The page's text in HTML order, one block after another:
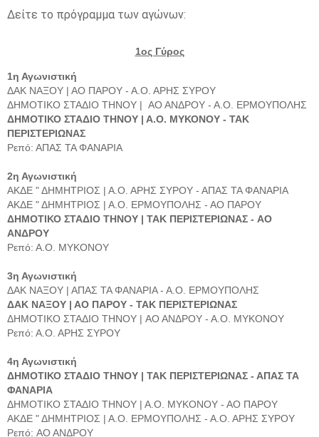
Δείτε το πρόγραμμα των αγώνων:
1ος Γύρος
1η Αγωνιστική
ΔΑΚ ΝΑΞΟΥ | ΑΟ ΠΑΡΟΥ - Α.Ο. ΑΡΗΣ ΣΥΡΟΥ
ΔΗΜΟΤΙΚΟ ΣΤΑΔΙΟ ΤΗΝΟΥ | AO AΝΔΡΟΥ - Α.Ο. ΕΡΜΟΥΠΟΛΗΣ
ΔΗΜΟΤΙΚΟ ΣΤΑΔΙΟ ΤΗΝΟΥ | Α.Ο. ΜΥΚΟΝΟΥ - ΤΑΚ
ΠΕΡΙΣΤΕΡΙΩΝΑΣ
Ρεπό: ΑΠΑΣ ΤΑ ΦΑΝΑΡΙΑ
2η Αγωνιστική
ΑΚΔΕ " ΔΗΜΗΤΡΙΟΣ | Α.Ο. ΑΡΗΣ ΣΥΡΟΥ - ΑΠΑΣ ΤΑ ΦΑΝΑΡΙΑ
ΑΚΔΕ " ΔΗΜΗΤΡΙΟΣ | Α.Ο. ΕΡΜΟΥΠΟΛΗΣ - ΑΟ ΠΑΡΟΥ
ΔΗΜΟΤΙΚΟ ΣΤΑΔΙΟ ΤΗΝΟΥ | ΤΑΚ ΠΕΡΙΣΤΕΡΙΩΝΑΣ - AO
AΝΔΡΟΥ
Ρεπό: Α.Ο. ΜΥΚΟΝΟΥ
3η Αγωνιστική
ΔΑΚ ΝΑΞΟΥ | ΑΠΑΣ ΤΑ ΦΑΝΑΡΙΑ - Α.Ο. ΕΡΜΟΥΠΟΛΗΣ
ΔΑΚ ΝΑΞΟΥ | ΑΟ ΠΑΡΟΥ - ΤΑΚ ΠΕΡΙΣΤΕΡΙΩΝΑΣ
ΔΗΜΟΤΙΚΟ ΣΤΑΔΙΟ ΤΗΝΟΥ | AO AΝΔΡΟΥ - Α.Ο. ΜΥΚΟΝΟΥ
Ρεπό: Α.Ο. ΑΡΗΣ ΣΥΡΟΥ
4η Αγωνιστική
ΔΗΜΟΤΙΚΟ ΣΤΑΔΙΟ ΤΗΝΟΥ | ΤΑΚ ΠΕΡΙΣΤΕΡΙΩΝΑΣ - ΑΠΑΣ ΤΑ
ΦΑΝΑΡΙΑ
ΔΗΜΟΤΙΚΟ ΣΤΑΔΙΟ ΤΗΝΟΥ | Α.Ο. ΜΥΚΟΝΟΥ - ΑΟ ΠΑΡΟΥ
ΑΚΔΕ " ΔΗΜΗΤΡΙΟΣ | Α.Ο. ΕΡΜΟΥΠΟΛΗΣ - Α.Ο. ΑΡΗΣ ΣΥΡΟΥ
Ρεπό: AO AΝΔΡΟΥ